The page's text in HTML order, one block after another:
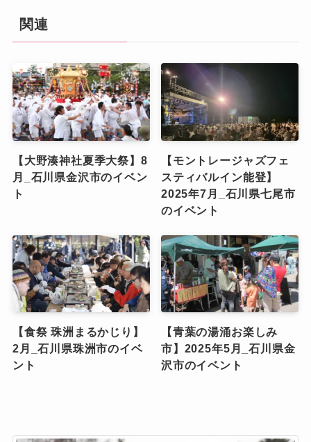
関連
【大野湊神社夏季大祭】8
月_石川県金沢市のイベン
ト
【モントレージャズフェ
スティバルイン能登】
2025年7月_石川県七尾市
のイベント
【食祭 珠洲まるかじり】
2月_石川県珠洲市のイベ
ント
【青葉の湯涌お楽しみ
市】2025年5月_石川県金
沢市のイベント